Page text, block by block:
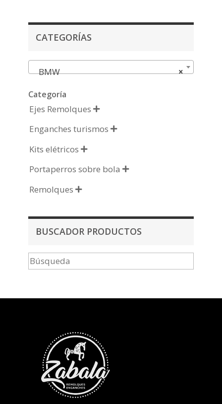
CATEGORÍAS
×
BMW
Categoría
Ejes Remolques 
Enganches turismos 
Kits elétricos 
Portaperros sobre bola 
Remolques 
BUSCADOR PRODUCTOS